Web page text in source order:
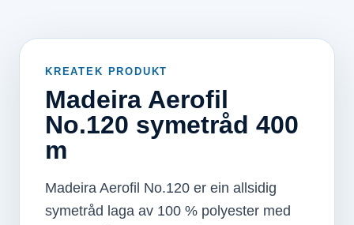
KREATEK PRODUKT
Madeira Aerofil
No.120 symetråd 400
m
Madeira Aerofil No.120 er ein allsidig
symetråd laga av 100 % polyester med